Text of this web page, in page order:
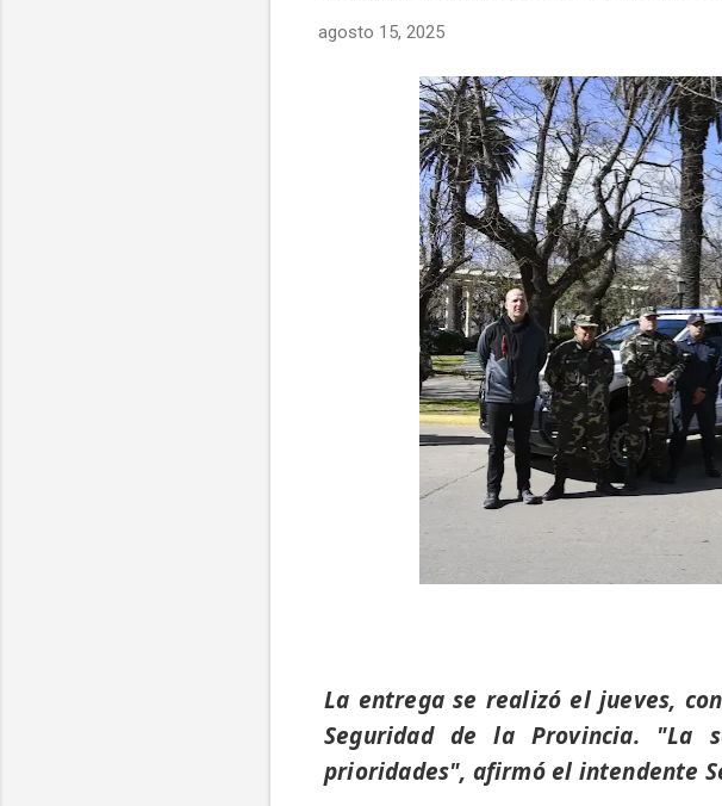
agosto 15, 2025
La entrega se realizó el jueves,
Seguridad de la Provincia. "La
prioridades", afirmó el intendente